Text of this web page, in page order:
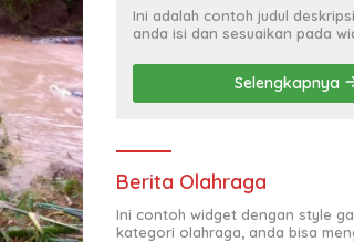
Ini adalah contoh judul
anda isi dan sesuaikan pada
Selengkapnya
Berita Olahraga
Ini contoh widget dengan style
kategori olahraga, anda bisa